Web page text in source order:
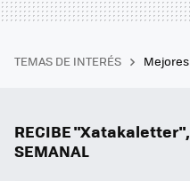
TEMAS DE INTERÉS
RECIBE "Xatakaletter",
SEMANAL